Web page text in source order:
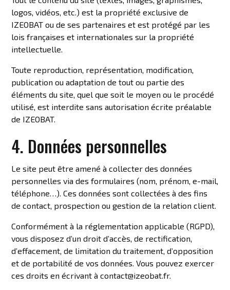
logos, vidéos, etc.) est la propriété exclusive de
IZEOBAT ou de ses partenaires et est protégé par les
lois françaises et internationales sur la propriété
intellectuelle.
Toute reproduction, représentation, modification,
publication ou adaptation de tout ou partie des
éléments du site, quel que soit le moyen ou le procédé
utilisé, est interdite sans autorisation écrite préalable
de IZEOBAT.
4. Données personnelles
Le site peut être amené à collecter des données
personnelles via des formulaires (nom, prénom, e-mail,
téléphone…). Ces données sont collectées à des fins
de contact, prospection ou gestion de la relation client.
Conformément à la réglementation applicable (RGPD),
vous disposez d’un droit d’accès, de rectification,
d’effacement, de limitation du traitement, d’opposition
et de portabilité de vos données. Vous pouvez exercer
ces droits en écrivant à contact@izeobat.fr.